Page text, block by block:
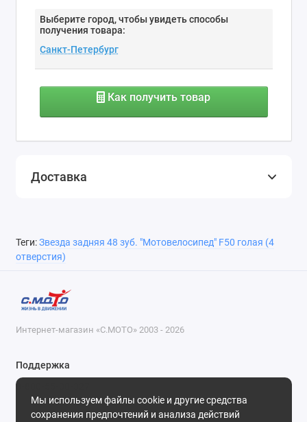
Выберите город, чтобы увидеть способы
получения товара:
Как получить товар
Доставка
Теги:Звезда задняя 48 зуб. "Мотовелосипед" F50 голая (4
отверстия)
Мы используем файлы cookie и другие средства
сохранения предпочтений и анализа действий
Интернет-магазин «С.МОТО» 2003 - 2026
Поддержка
8-800-55-00-327
Будни, с 09-30 до 18-30